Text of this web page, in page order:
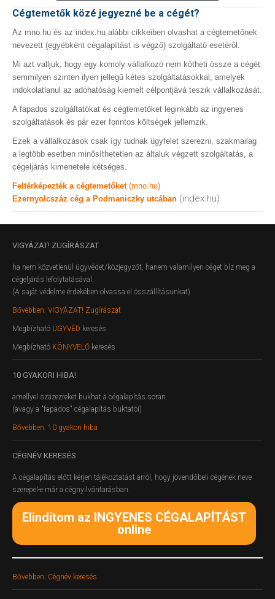
Cégtemetők közé jegyezné be a cégét?
Az mno.hu és az index.hu alábbi cikkeiben olvashat a cégtemetőnek
nevezett (egyébként cégalapítást is végző) szolgáltató esetéről.
Mi azt valljuk, hogy egy komoly vállalkozó nem kötheti össze a cégét
semmilyen szinten ilyen jellegű kétes szolgáltatásokkal, amelyek
indokolatlanul az adóhatóság kiemelt célpontjává teszik vállalkozását.
A fapados szolgáltatókat és cégtemetőket leginkább az ingyenes
szolgáltatások és pár ezer forintos költségek jellemzik.
Ezek a vállalkozások csak így tudnak ügyfelet szerezni, szakmailag
a legtöbb esetben minősíthetetlen az általuk végzett szolgáltatás, a
cégeljárás kimenetele kétséges.
Feltérképezték a cégtemetőket (mno.hu)
Ezernyolcszáz cég a Podmaniczky utcában (index.hu)
VIGYÁZAT! ZUGÍRÁSZAT
ha nem közvetlenül ügyvédet/közjegyzőt, hanem valamilyen céget bíz meg a
cégeljárás lefolytatásával.
(A saját védelme érdekében olvassa el összállításunkat)
Bővebben: VIGYÁZAT! Zugírászat
Megbízható ÜGYVÉD keresés
Megbízható KÖNYVELŐ keresés
10 GYAKORI HIBA!
amellyel százezreket bukhat a cégalapítás során.
(avagy a "fapados" cégalapítás buktatói)
Bővebben: 10 gyakori hiba
CÉGNÉV KERESÉS
A cégalapítás előtt kérjen tájékoztatást arról, hogy jövendőbeli cégének neve
szerepel-e már a cégnyilvántarásban.
Elindítom az INGYENES CÉGALAPÍTÁST
online
Bővebben: Cégnév keresés